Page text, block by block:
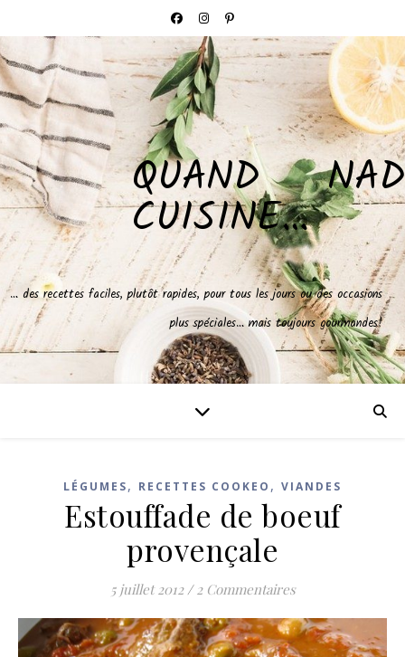
QUAND NAD
CUISINE…
… des recettes faciles, plutôt rapides, pour tous les jours ou des occasions
plus spéciales… mais toujours gourmandes!
LÉGUMES, RECETTES COOKEO , VIANDES
Estouffade de boeuf
provençale
5 juillet 2012 / 2 Commentaires